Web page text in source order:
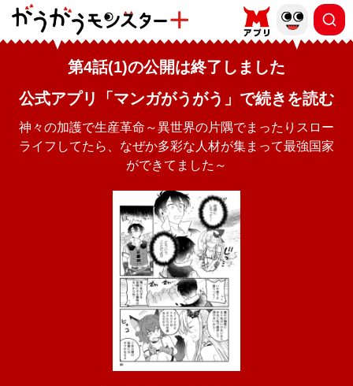
第4話(1)の公開は終了しました
公式アプリ「マンガがうがう」で続きを読む
神々の加護で生産革命～異世界の片隅でまったりスロー
ライフしてたら、なぜか多彩な人材が集まって最強国家
ができてました～